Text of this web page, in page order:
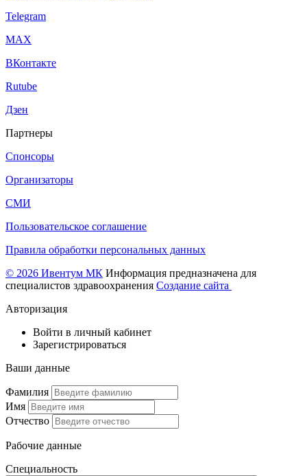
Telegram
МАХ
ВКонтакте
Rutube
Дзен
Партнеры
Спонсоры
Организаторы
СМИ
Пользовательское соглашение
Правила обработки персональных данных
© 2026 Ивентум МК Информация предназначена для
специалистов здравоохранения Создание сайта
Авторизация
Войти в личный кабинет
Зарегистрироваться
Ваши данные
Фамилия
Имя
Отчество
Рабочие данные
Специальность